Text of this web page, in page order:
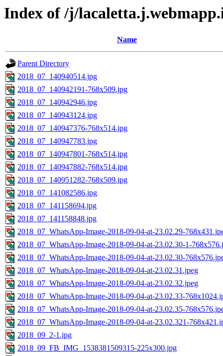
Index of /j/
Name
Parent Directory
2018_07_140940514.jpg
2018_07_140942191-768x509.jpg
2018_07_140942946.jpg
2018_07_140943124.jpg
2018_07_140947376-768x514.jpg
2018_07_140947783.jpg
2018_07_140947801-768x514.jpg
2018_07_140947882-768x514.jpg
2018_07_140951282-768x509.jpg
2018_07_141082586.jpg
2018_07_141158694.jpg
2018_07_141158848.jpg
2018_07_WhatsApp-Image-2018-09-04-at-23.02.29-
2018_07_WhatsApp-Image-2018-09-04-at-23.02.30-1-
2018_07_WhatsApp-Image-2018-09-04-at-23.02.30-
2018_07_WhatsApp-Image-2018-09-04-at-23.02.31.jpeg
2018_07_WhatsApp-Image-2018-09-04-at-23.02.32.jpeg
2018_07_WhatsApp-Image-2018-09-04-at-23.02.33-
2018_07_WhatsApp-Image-2018-09-04-at-23.02.35-
2018_07_WhatsApp-Image-2018-09-04-at-23.02.321-
2018_09_2-1.jpg
2018_09_FB_IMG_1538381509315-225x300.jpg